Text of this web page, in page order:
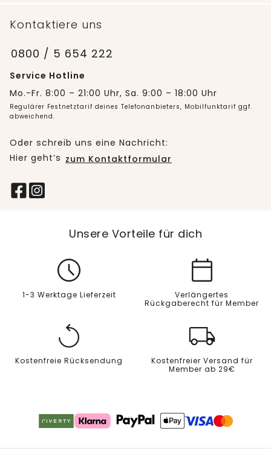
Kontaktiere uns
0800 / 5 654 222
Service Hotline
Mo.-Fr. 8:00 – 21:00 Uhr, Sa. 9:00 – 18:00 Uhr
Regulärer Festnetztarif deines Telefonanbieters, Mobilfunktarif ggf.
abweichend.
Oder schreib uns eine Nachricht:
Hier geht’s zum Kontaktformular
Unsere Vorteile für dich
1-3 Werktage Lieferzeit
Verlängertes
Rückgaberecht für Member
Kostenfreie Rücksendung
Kostenfreier Versand für
Member ab 29€